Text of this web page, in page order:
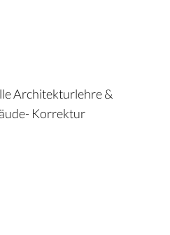
Architekturlehre &
Korrektur